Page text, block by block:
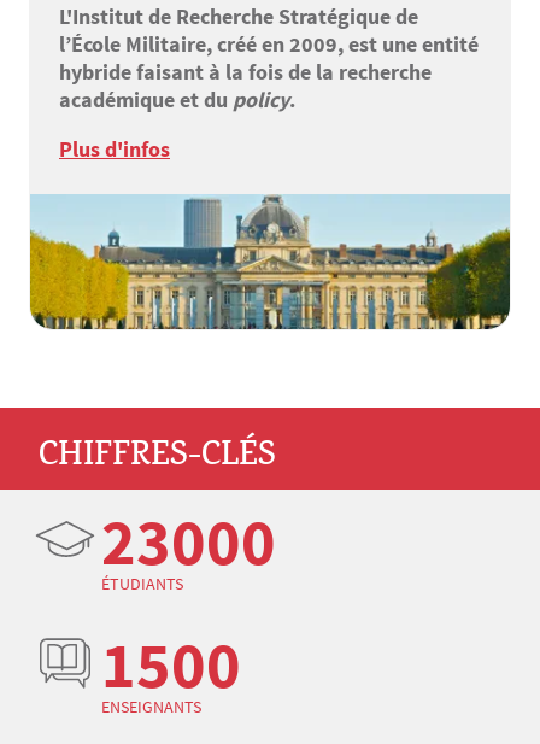
L'Institut de Recherche Stratégique de
l’École Militaire, créé en 2009, est une entité
hybride faisant à la fois de la recherche
académique et du policy.
Plus d'infos
CHIFFRES-CLÉS
23000
ÉTUDIANTS
1500
ENSEIGNANTS